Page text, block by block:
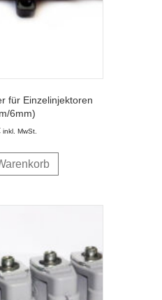
für Einzelinjektoren
6mm)
inkl. MwSt.